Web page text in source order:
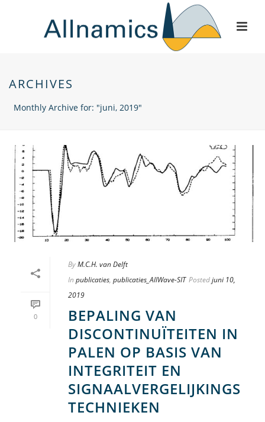
ARCHIVES
Monthly Archive for: "juni, 2019"
0
ByM.C.H. van Delft
In publicaties, publicaties_AllWave-SIT Postedjuni 10,
2019
BEPALING VAN
DISCONTINUÏTEITEN IN
PALEN OP BASIS VAN
INTEGRITEIT EN
SIGNAALVERGELIJKINGS
TECHNIEKEN